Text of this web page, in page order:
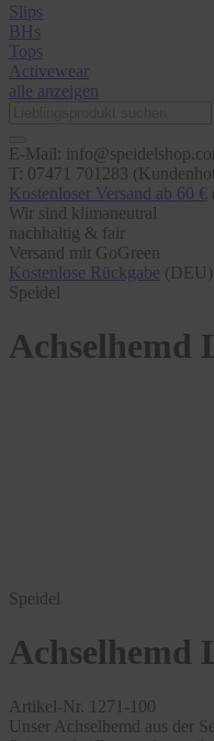
Slips
BHs
Tops
Activewear
alle anzeigen
E-Mail:
T: 07471 701283
Kostenloser Versand ab 60 €
Wir sind klimaneutral
nachhaltig & fair
Versand mit GoGreen
Kostenlose Rückgabe (DEU)
Speidel
Achselhemd
Speidel
Achselhemd
Artikel-Nr. 1271-100
Unser Achselhemd aus der